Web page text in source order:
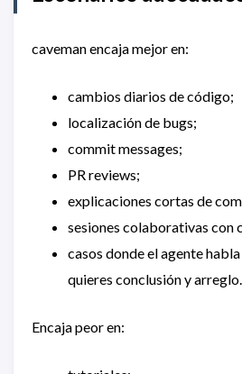
caveman encaja mejor en:
cambios diarios de código;
localización de bugs;
commit messages;
PR reviews;
explicaciones cortas de
sesiones colaborativas con
casos donde el agente
quieres conclusión y arreglo.
Encaja peor en: